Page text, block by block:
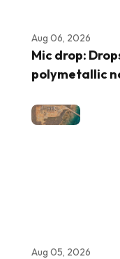
Aug 06, 2026
Mic drop:
polymetallic
Aug 05, 2026